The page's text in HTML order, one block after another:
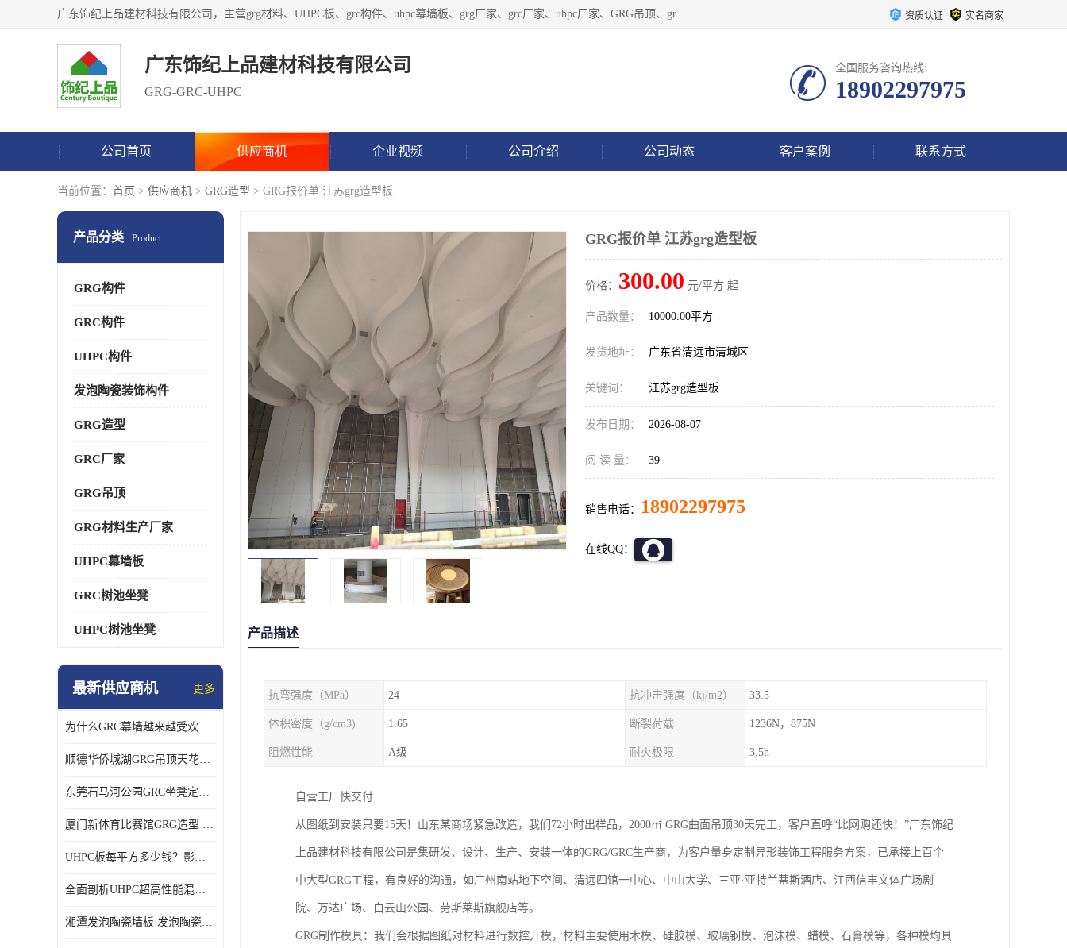
广东饰纪上品建材科技有限公司，主营grg材料、UHPC板、grc构件、uhpc幕墙板、grg厂家、grc厂家、uhpc厂家、GRG吊顶、grg石膏板、grg构件、外墙grc线条、grg造型、grg材料定制，uhpc高性能混凝土，uhpc构件，uhpc镂空挂板，grg材料生产厂家，广东grg厂家，广东grc厂家，联系方式*，2万平厂房，如果您对我公司的产品服务感兴趣，请联系我们。 资质认证 实名商家
广东饰纪上品建材科技有限公司
GRG-GRC-UHPC
全国服务咨询热线:
18902297975
公司首页 供应商机 企业视频 公司介绍 公司动态 客户案例 联系方式
当前位置： 首页 > 供应商机 > GRG造型 > GRG报价单 江苏grg造型板
产品分类 Product
GRG构件
GRC构件
UHPC构件
发泡陶瓷装饰构件
GRG造型
GRC厂家
GRG吊顶
GRG材料生产厂家
UHPC幕墙板
GRC树池坐凳
UHPC树池坐凳
最新供应商机 更多
为什么GRC幕墙越来越受欢迎？一起来了解GRC幕墙
顺德华侨城湖GRG吊顶天花GRG材料定制厂家饰纪上品
东莞石马河公园GRC坐凳定制选择广东饰纪上品GRC构件厂家
厦门新体育比赛馆GRG造型 GRG材料 广东GRG厂家
UHPC板每平方多少钱？影响价格的关键因素解析
全面剖析UHPC超高性能混凝土：优势显著，劣势何在？
湘潭发泡陶瓷墙板 发泡陶瓷装饰构件 轻质高强：密度低但抗压强度高
GRG报价单 江苏grg造型板
价格： 300.00 元/平方 起
产品数量： 10000.00平方
发货地址： 广东省清远市清城区
关键词： 江苏grg造型板
发布日期： 2026-08-07
阅 读 量： 39
销售电话： 18902297975
在线QQ：
产品描述
抗弯强度（MPa） 24 抗冲击强度（kj/m2） 33.5
体积密度（g/cm3) 1.65 断裂荷载 1236N，875N
阻燃性能 A级 耐火极限 3.5h
自营工厂快交付‌
从图纸到安装只要15天！山东某商场紧急改造，我们72小时出样品，2000㎡ GRG曲面吊顶30天完工，客户直呼“比网购还快！”广东饰纪
上品建材科技有限公司是集研发、设计、生产、安装一体的GRG/GRC生产商，为客户量身定制异形装饰工程服务方案，已承接上百个
中大型GRG工程，有良好的沟通，如广州南站地下空间、清远四馆一中心、中山大学、三亚·亚特兰蒂斯酒店、江西信丰文体广场剧
院、万达广场、白云山公园、劳斯莱斯旗舰店等。
GRG制作模具：我们会根据图纸对材料进行数控开模，材料主要使用木模、硅胶模、玻璃钢模、泡沫模、蜡模、石膏模等，各种模均具